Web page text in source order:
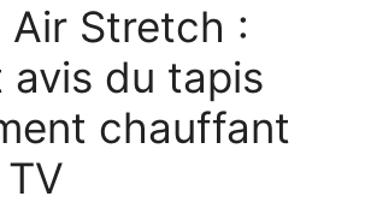
Air Stretch :
avis du tapis
chauffant